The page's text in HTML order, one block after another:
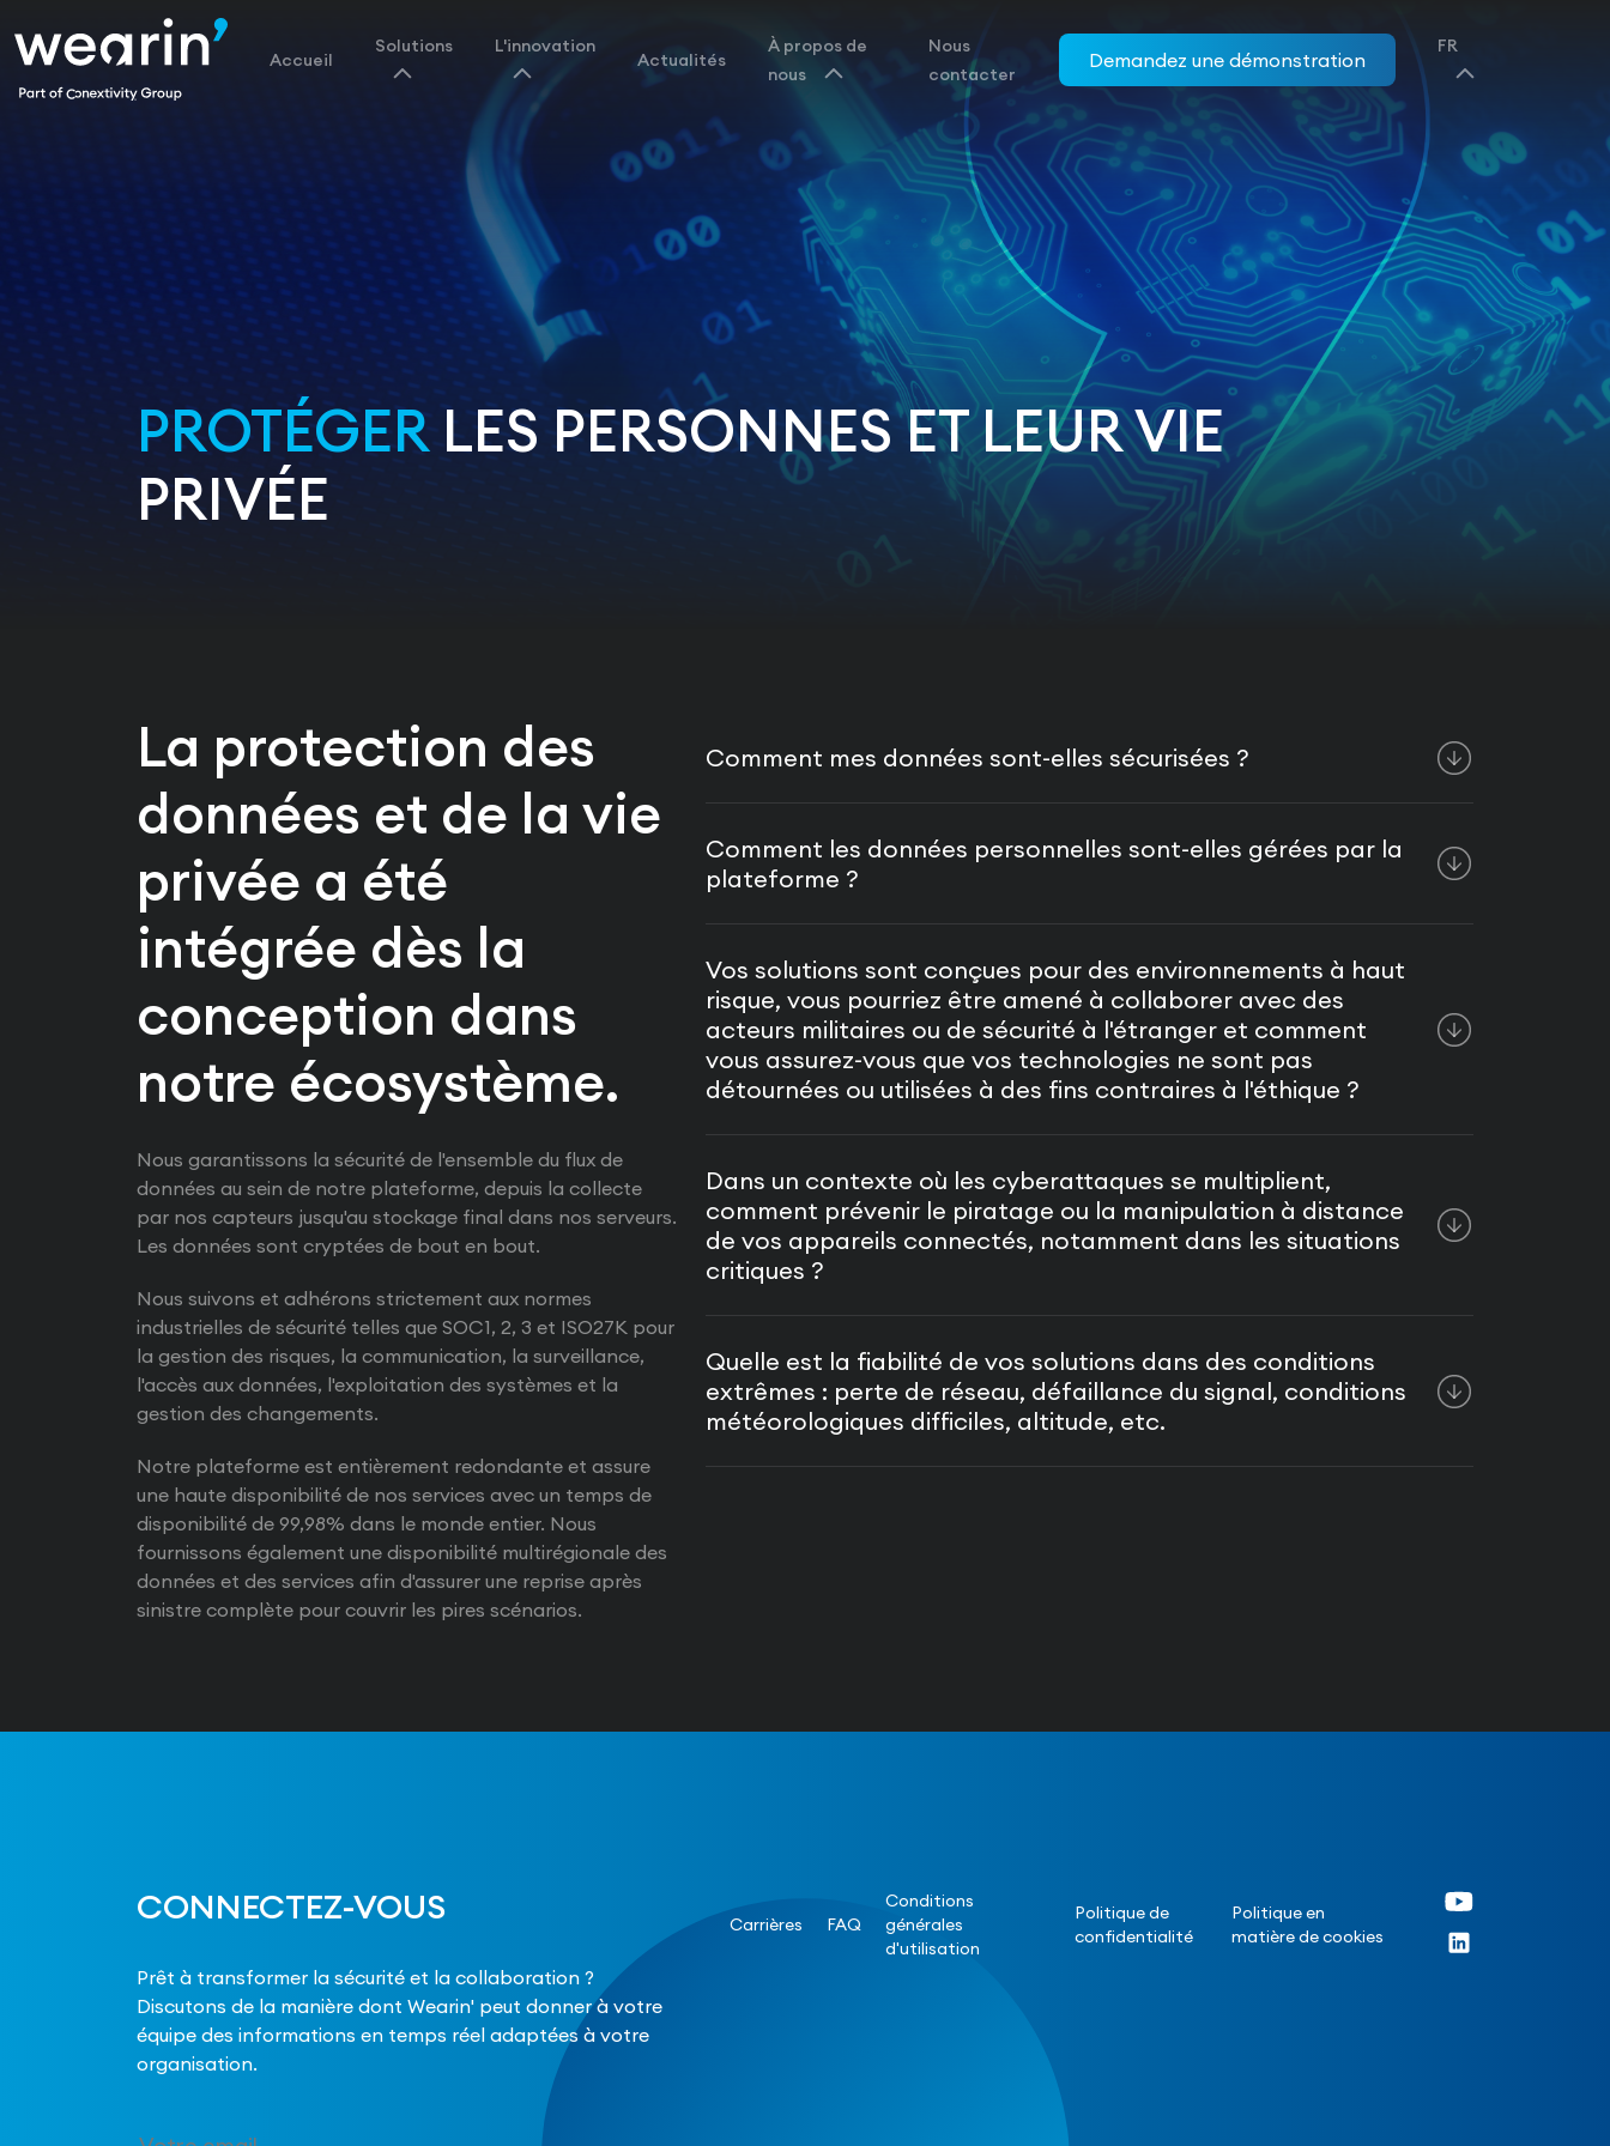
Accueil
Solutions L'innovation
Actualités
À propos de
nous
Nous
contacter
Demandez une démonstration
FR
PROTÉGERLES PERSONNES ET LEUR VIE
PRIVÉE
La protection des
données et de la vie
privée a été
intégrée dès la
conception dans
notre écosystème.
Nous garantissons la sécurité de l'ensemble du flux de
données au sein de notre plateforme, depuis la collecte
par nos capteurs jusqu'au stockage final dans nos serveurs.
Les données sont cryptées de bout en bout.
Nous suivons et adhérons strictement aux normes
industrielles de sécurité telles que SOC1, 2, 3 et ISO27K pour
la gestion des risques, la communication, la surveillance,
l'accès aux données, l'exploitation des systèmes et la
gestion des changements.
Notre plateforme est entièrement redondante et assure
une haute disponibilité de nos services avec un temps de
disponibilité de 99,98% dans le monde entier. Nous
fournissons également une disponibilité multirégionale des
données et des services afin d'assurer une reprise après
sinistre complète pour couvrir les pires scénarios.
Comment mes données sont-elles sécurisées ?
Comment les données personnelles sont-elles gérées par la
plateforme ?
Vos solutions sont conçues pour des environnements à haut
risque, vous pourriez être amené à collaborer avec des
acteurs militaires ou de sécurité à l'étranger et comment
vous assurez-vous que vos technologies ne sont pas
détournées ou utilisées à des fins contraires à l'éthique ?
Dans un contexte où les cyberattaques se multiplient,
comment prévenir le piratage ou la manipulation à distance
de vos appareils connectés, notamment dans les situations
critiques ?
Quelle est la fiabilité de vos solutions dans des conditions
extrêmes : perte de réseau, défaillance du signal, conditions
météorologiques difficiles, altitude, etc.
CONNECTEZ-VOUS
Prêt à transformer la sécurité et la collaboration ?
Discutons de la manière dont Wearin' peut donner à votre
équipe des informations en temps réel adaptées à votre
organisation.
Carrières FAQ
Conditions
générales
d'utilisation
Politique de
confidentialité
Politique en
matière de cookies